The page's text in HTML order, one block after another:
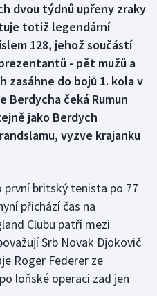
dvou týdnů upřeny zraky
totiž legendární
128, jehož součástí
- pět mužů a
zasáhne do bojů 1. kola v
Berdycha čeká Rumun
jako Berdych
vyzve krajanku
první britský tenista po 77
přichází čas na
Clubu patří mezi
Srb Novak Djokovič
Roger Federer ze
loňské operaci zad jen